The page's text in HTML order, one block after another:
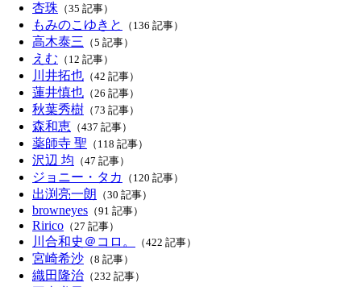
杏珠 （35 記事）
もみのこゆきと （136 記事）
高木泰三 （5 記事）
えむ （12 記事）
川井拓也 （42 記事）
蓮井慎也 （26 記事）
秋葉秀樹 （73 記事）
森和恵 （437 記事）
薬師寺 聖 （118 記事）
沢辺 均 （47 記事）
ジョニー・タカ （120 記事）
出渕亮一朗 （30 記事）
browneyes （91 記事）
Ririco （27 記事）
川合和史＠コロ。 （422 記事）
宮崎希沙 （8 記事）
織田隆治 （232 記事）